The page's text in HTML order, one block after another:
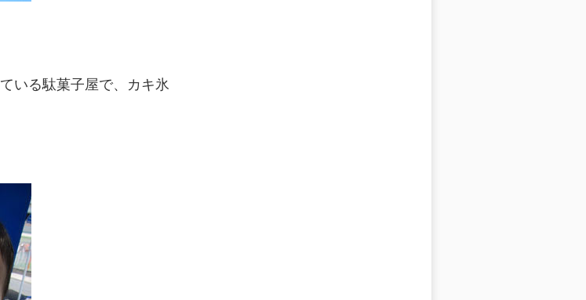
いる駄菓子屋で、カキ氷